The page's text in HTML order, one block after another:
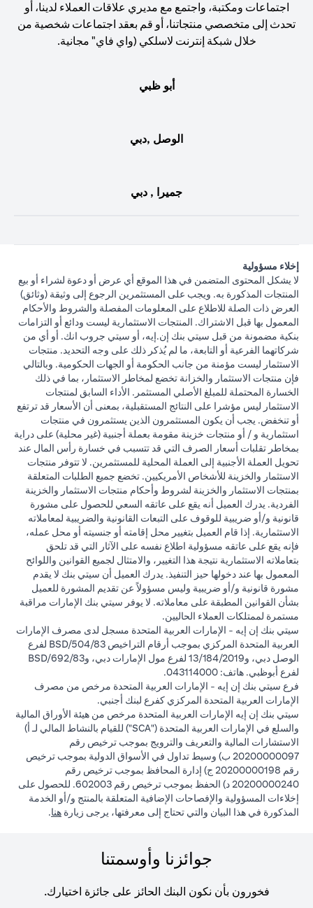
اجتماعات ومكتبة، واجتمع مع مديري علاقات العملاء لدينا، أو
تحدث إلى متخصصي منتجاتنا، أو قم بعقد اجتماعات شخصية من
خلال شبكة إنترنت لاسلكي (واي فاي" مجانية.
أبو ظبي
الوصل ,دبي
جميرا , دبي
إخلاء مسؤولية
لا يشكل المحتوى المتضمن في هذا الموقع أي عرض أو دعوة لشراء أو بيع
المنتجات المذكورة به. ويجب على المستثمرين الرجوع إلى وثيقة (وثائق)
العرض ذات الصلة للاطلاع على المعلومات المفصلة والشروط والأحكام
المعمول بها قبل الاشتراك. المنتجات الاستثمارية ليست ودائع أو التزامات
بنكية مضمونة من قبل سيتي بنك إن.إيه، أو سيتي جروب انك. أو أي من
شركاتهما الفرعية أو التابعة، ما لم يُذكر ذلك على وجه التحديد. منتجات
الاستثمار ليست مؤمنة من جانب الحكومة أو الجهات الحكومية. وبالتالي
فإن منتجات الاستثمار والخزانة تخضع لمخاطر الاستثمار، بما في ذلك
الخسارة المحتملة للمبلغ الأصلي المستثمر. الأداء السابق لمنتجات
الاستثمار ليس مؤشرا على النتائج المستقبلية، بمعنى أن الأسعار قد ترتفع
أو تنخفض. يجب أن يكون المستثمرون الذين يستثمرون في منتجات
استثمارية و / أو منتجات خزينة مقومة بعملة أجنبية (غير محلية) على دراية
بمخاطر تقلبات أسعار الصرف التي قد تتسبب في خسارة رأس المال عند
تحويل العملة الأجنبية إلى العملة المحلية للمستثمرين. لا تتوفر منتجات
الاستثمار والخزينة للأشخاص الأمريكيين. تخضع جميع الطلبات المتعلقة
بمنتجات الاستثمار والخزينة لشروط وأحكام منتجات الاستثمار والخزينة
الفردية. يدرك العميل أنه يقع على عاتقه السعي للحصول على مشورة
قانونية و/أو ضريبية للوقوف على التبعات القانونية والضريبية لمعاملاته
الاستثمارية. إذا قام العميل بتغيير محل إقامته أو جنسيته أو محل عمله،
فإنه يقع على عاتقه مسؤولية اطلاع نفسه على الآثار التي قد تلحق
بتعاملاته الاستثمارية نتيجة هذا التغيير، والامتثال لجميع القوانين واللوائح
المعمول بها عند دخولها حيز التنفيذ. يدرك العميل أن سيتي بنك لا يقدم
مشورة قانونية و/أو ضريبية وليس مسؤولاً عن تقديم المشورة للعميل
بشأن القوانين المطبقة على معاملاته. لا يوفر سيتي بنك الإمارات مراقبة
مستمرة لممتلكات العملاء الحاليين.
سيتي بنك إن إيه - الإمارات العربية المتحدة مسجل لدى مصرف الإمارات
العربية المتحدة المركزي بموجب أرقام التراخيص BSD/504/83 لفرع
الوصل دبي، و13/184/2019 لفرع مول الإمارات دبي، وBSD/692/83
لفرع أبوظبي. هاتف: 043114000.
فرع سيتي بنك إن إيه - الإمارات العربية المتحدة مرخص من مصرف
الإمارات العربية المتحدة المركزي كفرع لبنك أجنبي.
سيتي بنك إن إيه الإمارات العربية المتحدة مرخص من هيئة الأوراق المالية
والسلع في الإمارات العربية المتحدة ("SCA") للقيام بالنشاط المالي لـ أ)
الاستشارات المالية والتعريف والترويج بموجب ترخيص رقم
20200000097 ب) وسيط تداول في الأسواق الدولية بموجب ترخيص
رقم 20200000198 ج) إدارة المحافظ بموجب ترخيص رقم
20200000240 د) الحفظ بموجب ترخيص رقم 602003. للحصول على
إخلاءات المسؤولية والإفصاحات الإضافية المتعلقة بالمنتج و/أو الخدمة
المذكورة في هذا البيان والتي تحتاج إلى معرفتها، يرجى زيارة هنا.
جوائزنا وأوسمتنا
فخورون بأن نكون البنك الحائز على جائزة اختيارك.